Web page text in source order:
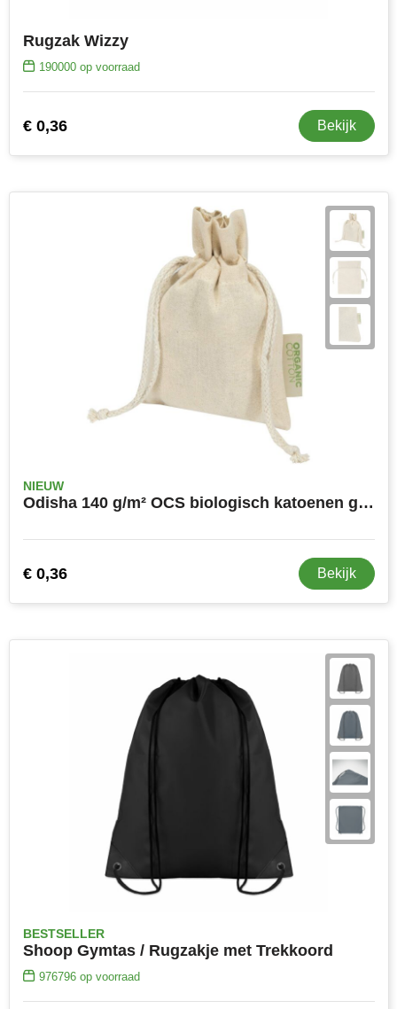
Rugzak Wizzy
190000op voorraad
€ 0,36 Bekijk
NIEUW
Odisha 140 g/m² OCS biologisch katoenen geschenktas – 15 x 10 cm
€ 0,36 Bekijk
BESTSELLER
Shoop Gymtas / Rugzakje met Trekkoord
976796op voorraad